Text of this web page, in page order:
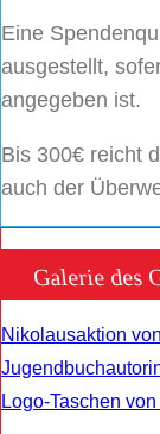
Eine
ausgestellt,
angegeben ist.
Bis 300€ reicht
auch der
Galerie des
Nikolausaktion
Logo-Taschen von